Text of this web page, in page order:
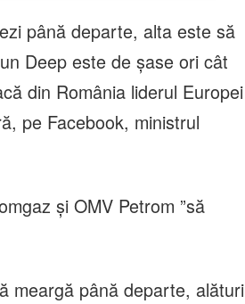
până departe, alta este să
Deep este de şase ori cât
din România liderul Europei
pe Facebook, ministrul
şi OMV Petrom ”să
meargă până departe, alături